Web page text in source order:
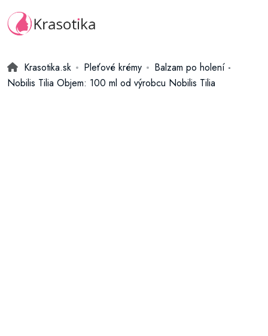
Krasotika.sk Pleťové krémy
Balzam po holení -
Nobilis Tilia Objem: 100 ml od výrobcu Nobilis Tilia